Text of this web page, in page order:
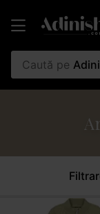
Caută pe